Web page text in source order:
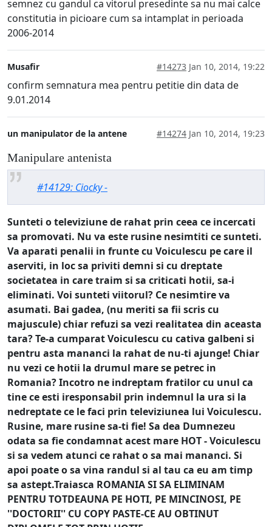
semnez cu gandul ca vitorul presedinte sa nu mai calce
constitutia in picioare cum sa intamplat in perioada
2006-2014
Musafir #14273 Jan 10, 2014, 19:22
confirm semnatura mea pentru petitie din data de
9.01.2014
un manipulator de la antene #14274 Jan 10, 2014, 19:23
Manipulare antenista
#14129: Ciocky -
Sunteti o televiziune de rahat prin ceea ce incercati
sa promovati. Nu va este rusine nesimtiti ce sunteti.
Va aparati penalii in frunte cu Voiculescu pe care il
aserviti, in loc sa priviti demni si cu dreptate
societatea in care traim si sa criticati hotii, sa-i
eliminati. Voi sunteti viitorul? Ce nesimtire va
asumati. Bai gadea, (nu meriti sa fii scris cu
majuscule) chiar refuzi sa vezi realitatea din aceasta
tara? Te-a cumparat Voiculescu cu cativa galbeni si
pentru asta mananci la rahat de nu-ti ajunge! Chiar
nu vezi ce hotii la drumul mare se petrec in
Romania? Incotro ne indreptam fratilor cu unul ca
tine ce esti iresponsabil prin indemnul la ura si la
nedreptate ce le faci prin televiziunea lui Voiculescu.
Rusine, mare rusine sa-ti fie! Sa dea Dumnezeu
odata sa fie condamnat acest mare HOT - Voiculescu
si sa vedem atunci ce rahat o sa mai mananci. Si
apoi poate o sa vina randul si al tau ca eu am timp
sa astept.Traiasca ROMANIA SI SA ELIMINAM
PENTRU TOTDEAUNA PE HOTI, PE MINCINOSI, PE
''DOCTORII'' CU COPY PASTE-CE AU OBTINUT